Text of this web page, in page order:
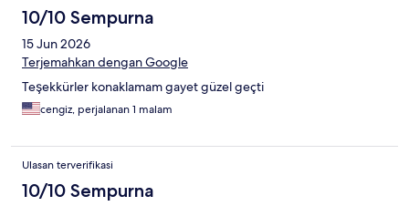
10/10 Sempurna
15 Jun 2026
Terjemahkan dengan Google
Teşekkürler konaklamam gayet güzel geçti
cengiz, perjalanan 1 malam
Ulasan terverifikasi
10/10 Sempurna